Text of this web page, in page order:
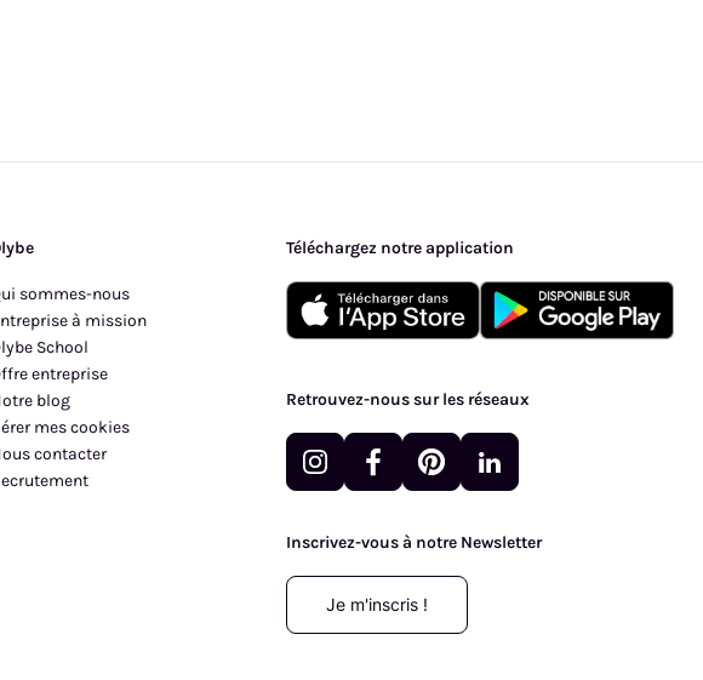
sommes-nous
à mission
School
entreprise
blog
mes cookies
contacter
Téléchargez notre application
Retrouvez-nous sur les réseaux
Inscrivez-vous à notre Newsletter
Je m'inscris !